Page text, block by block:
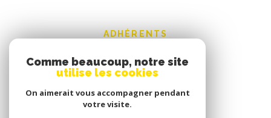
ADHÉRENTS
Comme beaucoup, notre site
utilise les cookies
On aimerait vous accompagner pendant
votre visite.